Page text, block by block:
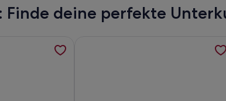
Finde deine perfekte